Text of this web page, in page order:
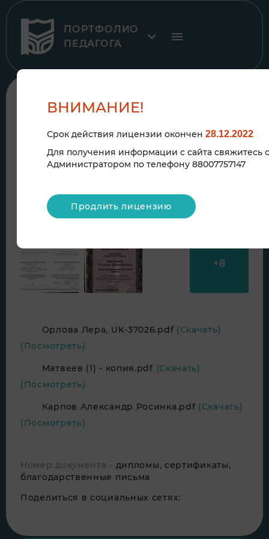
ПОРТФОЛИО
ПЕДАГОГА
БЛАГОДАРСТВЕННЫЕ ПИСЬМА
+8
Орлова Лера, UK-37026.pdf (Скачать)
(Посмотреть)
Матвеев (1) - копия.pdf (Скачать)
(Посмотреть)
Карпов Александр Росинка.pdf (Скачать)
(Посмотреть)
Номер документа - дипломы, сертификаты,
благодарственные письма
Поделиться в социальных сетях:
ВНИМАНИЕ!
Срок действия лицензии окончен 28.12.2022
Для получения информации с сайта свяжитесь с
Администратором по телефону 88007757147
Продлить лицензию